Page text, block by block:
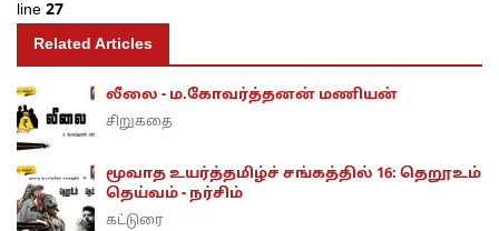
line 27
Related Articles
லீலை - ம.கோவர்த்தனன் மணியன்
சிறுகதை
மூவாத உயர்த்தமிழ்ச் சங்கத்தில் 16: தெறூஉம்
தெய்வம் - நர்சிம்
கட்டுரை